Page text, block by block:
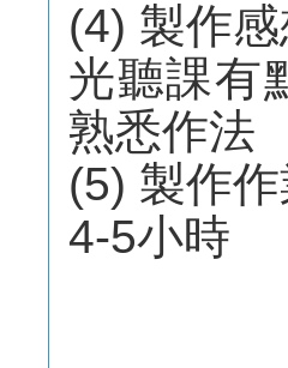
(4) 製作感
光聽課有
熟悉作法
(5) 製作
4-5小時